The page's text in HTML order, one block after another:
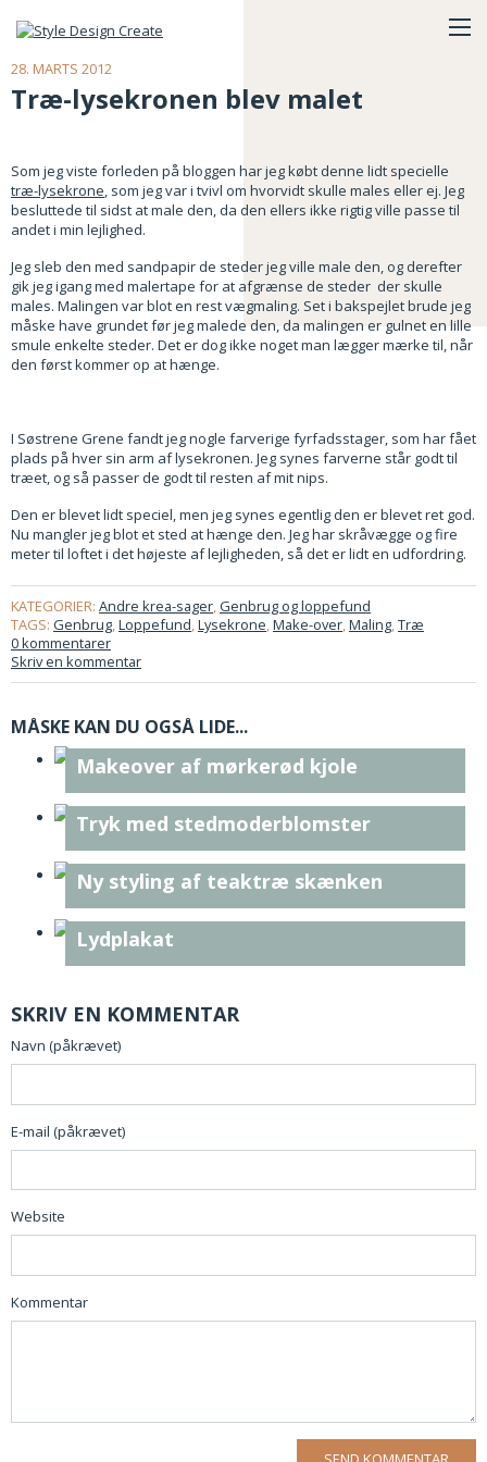
28. MARTS 2012
Træ-lysekronen blev malet
Som jeg viste forleden på bloggen har jeg købt denne lidt specielle
træ-lysekrone, som jeg var i tvivl om hvorvidt skulle males eller ej. Jeg
besluttede til sidst at male den, da den ellers ikke rigtig ville passe til
andet i min lejlighed.
Jeg sleb den med sandpapir de steder jeg ville male den, og derefter
gik jeg igang med malertape for at afgrænse de steder der skulle
males. Malingen var blot en rest vægmaling. Set i bakspejlet brude jeg
måske have grundet før jeg malede den, da malingen er gulnet en lille
smule enkelte steder. Det er dog ikke noget man lægger mærke til, når
den først kommer op at hænge.
I Søstrene Grene fandt jeg nogle farverige fyrfadsstager, som har fået
plads på hver sin arm af lysekronen. Jeg synes farverne står godt til
træet, og så passer de godt til resten af mit nips.
Den er blevet lidt speciel, men jeg synes egentlig den er blevet ret god.
Nu mangler jeg blot et sted at hænge den. Jeg har skråvægge og fire
meter til loftet i det højeste af lejligheden, så det er lidt en udfordring.
KATEGORIER: Andre krea-sager, Genbrug og loppefund
TAGS: Genbrug,Loppefund,Lysekrone,Make-over,Maling,Træ
0 kommentarer
Skriv en kommentar
MÅSKE KAN DU OGSÅ LIDE...
Makeover af mørkerød kjole
Tryk med stedmoderblomster
Ny styling af teaktræ skænken
Lydplakat
SKRIV EN KOMMENTAR
Navn (påkrævet)
E-mail (påkrævet)
Website
Kommentar